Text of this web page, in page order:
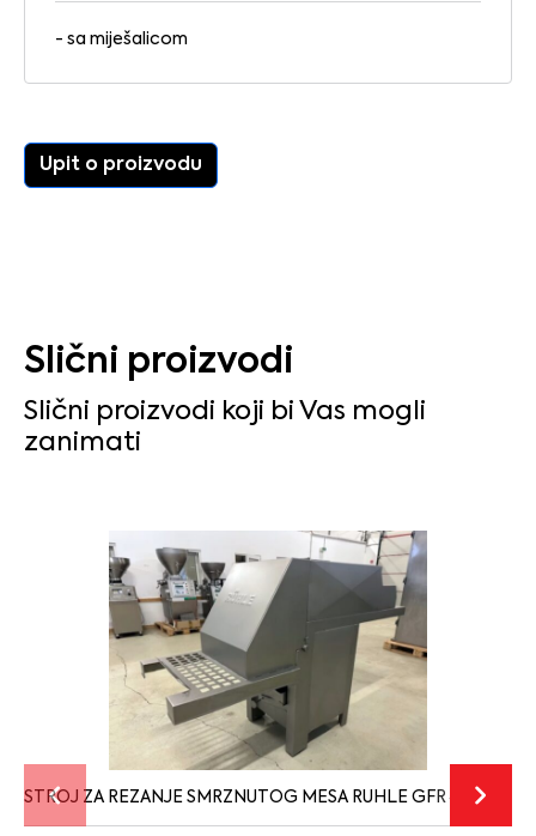
- sa miješalicom
Upit o proizvodu
Slični proizvodi
Slični proizvodi koji bi Vas mogli
zanimati
STROJ ZA REZANJE SMRZNUTOG MESA RUHLE GFR 450 –